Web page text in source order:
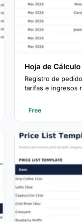
Hoja de
Registro de
tarifas e ingresos
Free